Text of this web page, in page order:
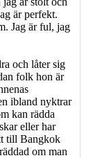
är perfekt.
Jag är ful, jag
och låter sig
folk hon är
ibland nyktrar
kan rädda
eller har
till Bangkok
om man